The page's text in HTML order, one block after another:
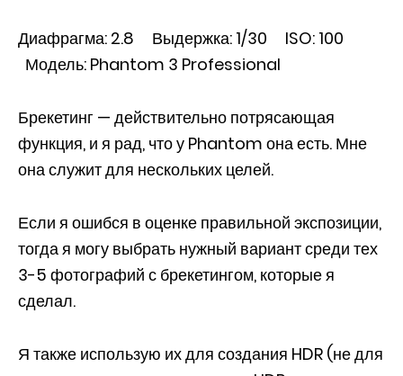
Диафрагма: 2.8 Выдержка: 1/30 ISO: 100
Модель: Phantom 3 Professional
Брекетинг — действительно потрясающая
функция, и я рад, что у Phantom она есть. Мне
она служит для нескольких целей.
Если я ошибся в оценке правильной экспозиции,
тогда я могу выбрать нужный вариант среди тех
3-5 фотографий с брекетингом, которые я
сделал.
Я также использую их для создания HDR (не для